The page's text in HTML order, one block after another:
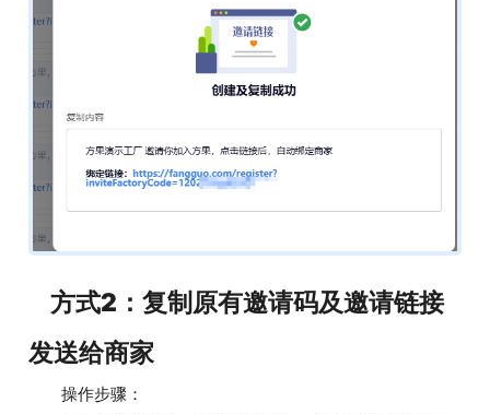
方式2：复制原有邀请码及邀请链接
发送给商家
操作步骤：